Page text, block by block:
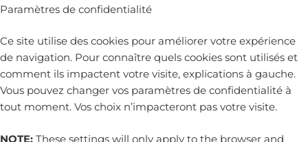
Paramètres de confidentialité
Ce site utilise des cookies pour améliorer votre expérience
de navigation. Pour connaître quels cookies sont utilisés et
comment ils impactent votre visite, explications à gauche.
Vous pouvez changer vos paramètres de confidentialité à
tout moment. Vos choix n’impacteront pas votre visite.
NOTE: These settings will only apply to the browser and